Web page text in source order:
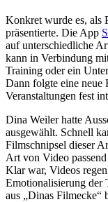
Konkret wurde es, als
präsentierte. Die App
auf unterschiedliche
kann in Verbindung
Training oder ein
Dann folgte eine
Veranstaltungen fest
Dina Weiler hatte
ausgewählt. Schnell
Filmschnipsel dieser
Art von Video
Klar war, Videos
Emotionalisierung der
aus „Dinas Filmecke“